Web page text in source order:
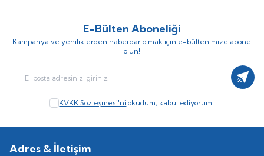
E-Bülten Aboneliği
Kampanya ve yeniliklerden haberdar olmak için e-bültenimize abone
olun!
KVKK Sözleşmesi'ni okudum, kabul ediyorum.
Adres & İletişim